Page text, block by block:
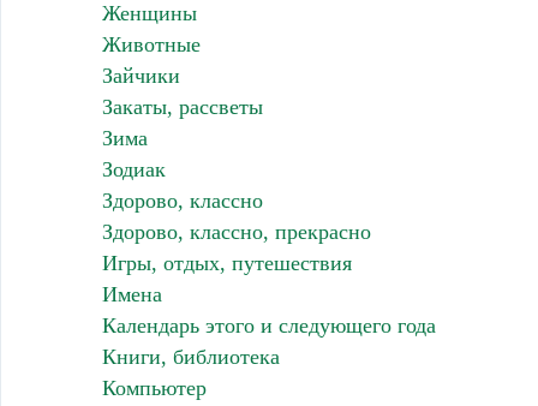
Женщины
Животные
Зайчики
Закаты, рассветы
Зима
Зодиак
Здорово, классно
Здорово, классно, прекрасно
Игры, отдых, путешествия
Имена
Календарь этого и следующего года
Книги, библиотека
Компьютер